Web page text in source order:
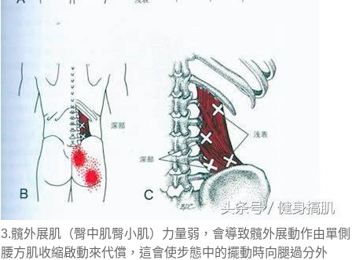
3.髖外展肌（臀中肌臀小肌）力量弱，會導致髖外展動作由單側
腰方肌收縮啟動來代償，這會使步態中的擺動時向腿過分外